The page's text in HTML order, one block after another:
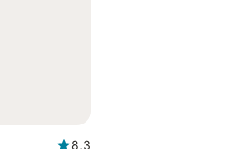
8,3